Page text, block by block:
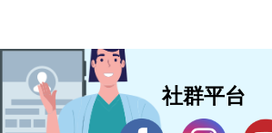
社群平台